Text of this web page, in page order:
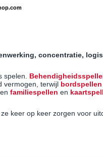
concentratie,
spelen.
vermogen, terwijl bordspellen
familiespellen en
keer op keer zorgen voor